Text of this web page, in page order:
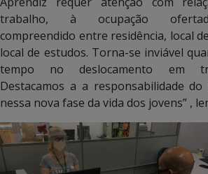
trabalho, à ocupação
compreendido entre residência, local
local de estudos. Torna-se inviável
tempo no deslocamento em
Destacamos a a responsabilidade
nessa nova fase da vida dos jovens” ,